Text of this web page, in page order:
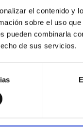
el contenido y
sobre el uso
pueden combinarla
de sus servicios.